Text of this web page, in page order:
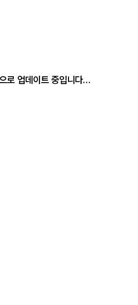
로 업데이트 중입니다…